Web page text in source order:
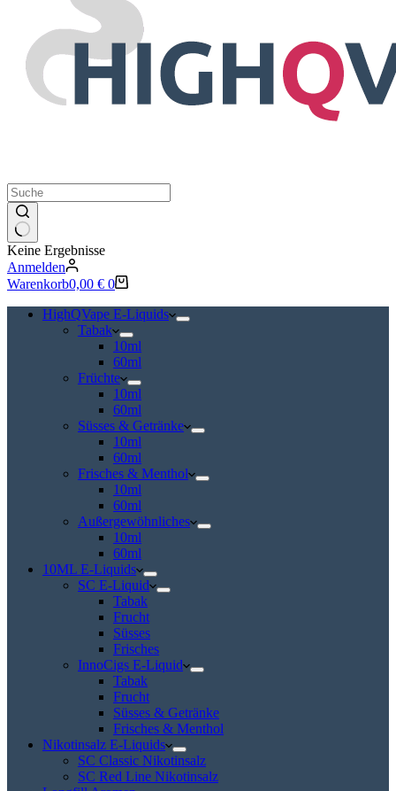
Keine Ergebnisse
Anmelden
Warenkorb0,00 € 0
HighQVape E-Liquids
Tabak
10ml
60ml
Früchte
10ml
60ml
Süsses & Getränke
10ml
60ml
Frisches & Menthol
10ml
60ml
Außergewöhnliches
10ml
60ml
10ML E-Liquids
SC E-Liquid
Tabak
Frucht
Süsses
Frisches
InnoCigs E-Liquid
Tabak
Frucht
Süsses & Getränke
Frisches & Menthol
Nikotinsalz E-Liquids
SC Classic Nikotinsalz
SC Red Line Nikotinsalz